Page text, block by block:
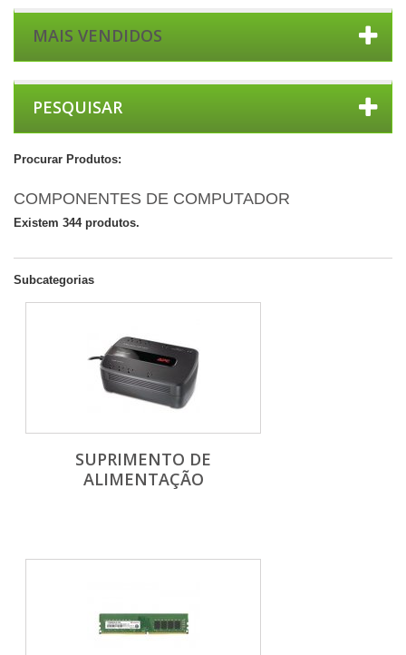
MAIS VENDIDOS
PESQUISAR
Procurar Produtos:
COMPONENTES DE COMPUTADOR
Existem 344 produtos.
Subcategorias
SUPRIMENTO DE
ALIMENTAÇÃO